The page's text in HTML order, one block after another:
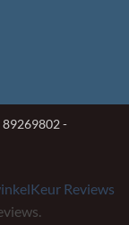
-
Reviews